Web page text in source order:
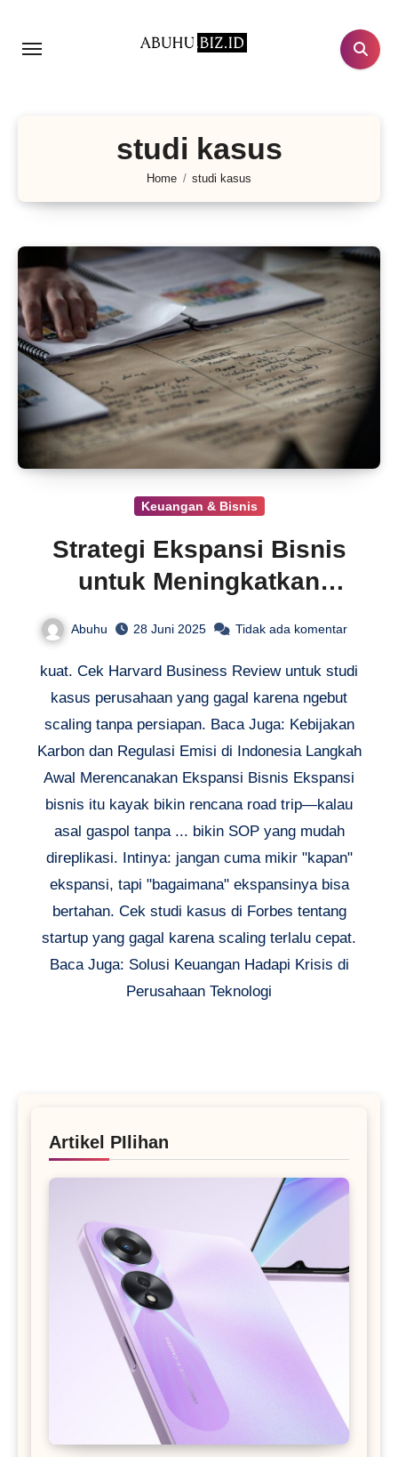
studi kasus
Home studi kasus
Keuangan & Bisnis
Strategi Ekspansi Bisnis
untuk Meningkatkan
Abuhu 28 Juni 2025 Tidak ada komentar
kuat. Cek Harvard Business Review untuk studi
kasus perusahaan yang gagal karena ngebut
scaling tanpa persiapan. Baca Juga: Kebijakan
Karbon dan Regulasi Emisi di Indonesia Langkah
Awal Merencanakan Ekspansi Bisnis Ekspansi
bisnis itu kayak bikin rencana road trip—kalau
asal gaspol tanpa ... bikin SOP yang mudah
direplikasi. Intinya: jangan cuma mikir "kapan"
ekspansi, tapi "bagaimana" ekspansinya bisa
bertahan. Cek studi kasus di Forbes tentang
startup yang gagal karena scaling terlalu cepat.
Baca Juga: Solusi Keuangan Hadapi Krisis di
Perusahaan Teknologi
Artikel PIlihan